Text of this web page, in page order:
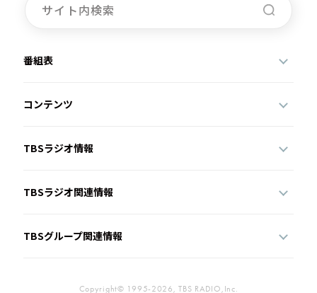
番組表
コンテンツ
TBSラジオ情報
TBSラジオ関連情報
TBSグループ関連情報
Copyright© 1995-2026, TBS RADIO,Inc.